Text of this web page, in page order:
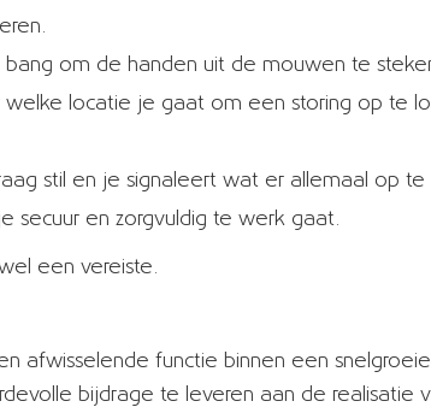
om de handen uit de mouwen te
locatie je gaat om een storing op te
stil en je signaleert wat er allemaal op te
secuur en zorgvuldig te werk gaat.
een vereiste.
afwisselende functie binnen een
bijdrage te leveren aan de realisatie